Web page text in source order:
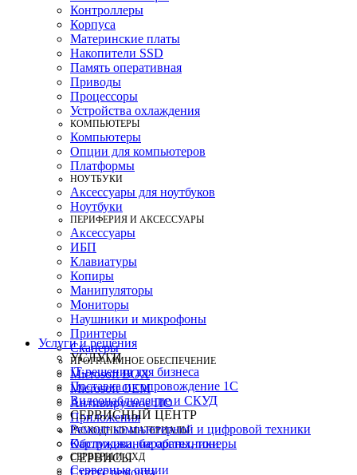
Контроллеры
Корпуса
Материнские платы
Накопители SSD
Память оперативная
Приводы
Процессоры
Устройства охлаждения
КОМПЬЮТЕРЫ
Компьютеры
Опции для компьютеров
Платформы
НОУТБУКИ
Аксессуары для ноутбуков
Ноутбуки
ПЕРИФЕРИЯ И АКСЕССУАРЫ
Аксессуары
ИБП
Клавиатуры
Копиры
Манипуляторы
Мониторы
Наушники и микрофоны
Принтеры
Сканеры
ПРОГРАММНОЕ ОБЕСПЕЧЕНИЕ
Microsoft BOX
Microsoft OEM
Антивирусное ПО
Приложения
РАСХОДНЫЕ МАТЕРИАЛЫ
Картриджи, барабаны, тонеры
СЕРВЕРЫ И СХД
Серверные опции
Услуги и решения
УСЛУГИ
IT-решения для бизнеса
Поставка и сопровождение 1C
Видеонаблюдение и СКУД
СЕРВИСНЫЙ ЦЕНТР
Ремонт компьютерной и цифровой техники
Обслуживание оргтехники
СЕРВИСЫ
Статус ремонта